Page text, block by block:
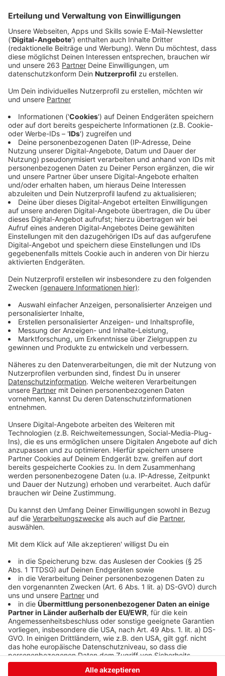
Bei einem Verkehrsunfall im Wellersbergtunnel in
Siegen sind am frühen Samstagabend sechs Personen
verletzt worden. Es entstand hoher Sachschaden und
der Tunnel musste für zwei Stunden gesperrt werden.
Autofahrer kurz vor 18 Uhr von der Freudenberger
Wellersbergtunnel fahren. Er verlor die Kontrolle über
sein Fahrzeug und kollidierte mit zwei
entgegenkommenden PKW.
Anzeige
Sechs Menschen schwer verletzt
Anzeige
Durch die Wucht des Aufpralls schleuderten alle drei
Fahrzeuge an den Fahrbahnrand, wo sie stehen blieben.
An den Fahrzeugen lösten die Airbags aus.Insgesamt
wurden sechs Personen im Alter zwischen 32 und 88
Jahren verletzt und ärztlich behandelt. Alle beteiligten
Fahrzeuge waren so beschädigt, dass sie
abgeschleppt werden mussten. Der
Gesamtsachschaden liegt nach ersten Schätzungen
bei über 50.000 Euro.
Anzeige
Ende Februar krachte es dort auch
Am 28. Februar hatte an gleicher Stelle ein 18jähriger
ebenfalls einen Unfall mit hohem Sachschaden
gebaut. Auch er kam von der Freudenberger Straße
aus Richtung Hufeisenbrücke und bog rechts ab in den
BMW und prallte mit einem entgegenkommenden
Auto zusammen. Bei diesem Unfall schätzte die
Polizei den Sachschaden auf rund 20.000 Euro.
Anzeige
Anzeige